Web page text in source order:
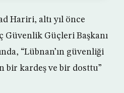
Hariri, altı yıl önce
Güvenlik Güçleri Başkanı
“Lübnan’ın güvenliği
bir kardeş ve bir dosttu”